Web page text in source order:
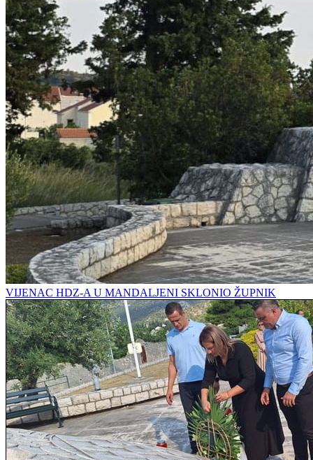
VIJENAC HDZ-A U MANDALJENI SKLONIO ŽUPNIK